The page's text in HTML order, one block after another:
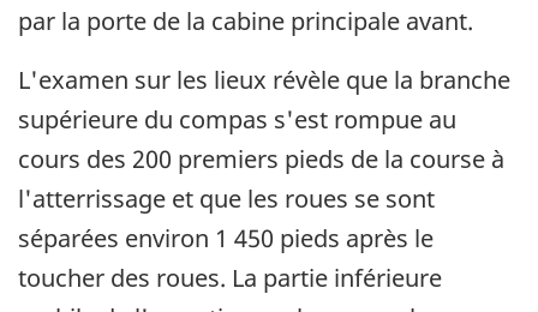
par la porte de la cabine principale avant.
L'examen sur les lieux révèle que la branche
supérieure du compas s'est rompue au
cours des 200 premiers pieds de la course à
l'atterrissage et que les roues se sont
séparées environ 1 450 pieds après le
toucher des roues. La partie inférieure